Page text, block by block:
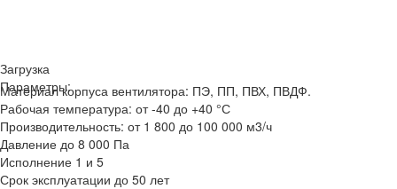
Загрузка
Параметры:
Материал корпуса вентилятора: ПЭ, ПП, ПВХ, ПВДФ.
Рабочая температура: от -40 до +40 °С
Производительность: от 1 800 до 100 000 м3/ч
Давление до 8 000 Па
Исполнение 1 и 5
Срок эксплуатации до 50 лет